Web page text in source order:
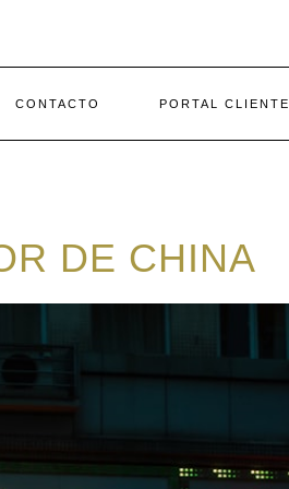
CONTACTO PORTAL CLIENTE
DE CHINA